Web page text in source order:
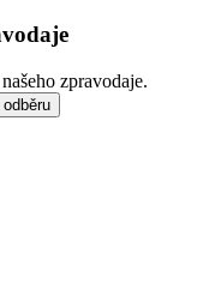
zpravodaje.